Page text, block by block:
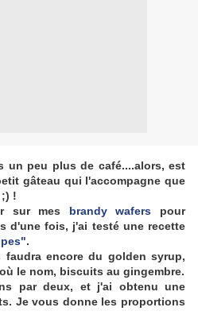
un peu plus de café....alors, est
gâteau qui l'accompagne que
!
sur mes brandy wafers pour
d'une fois, j'ai testé une recette
.
encore du golden syrup,
le nom, biscuits au gingembre.
par deux, et j'ai obtenu une
Je vous donne les proportions